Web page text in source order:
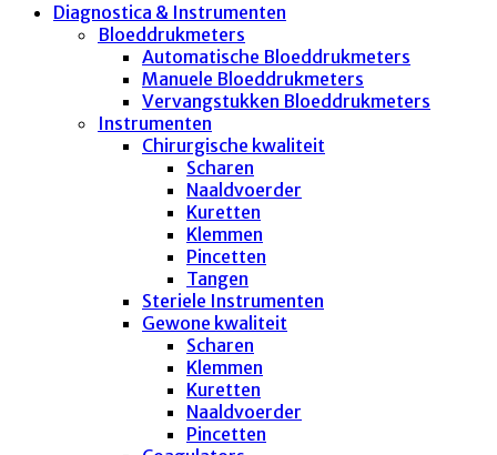
Diagnostica & Instrumenten
Bloeddrukmeters
Automatische Bloeddrukmeters
Manuele Bloeddrukmeters
Vervangstukken Bloeddrukmeters
Instrumenten
Chirurgische kwaliteit
Scharen
Naaldvoerder
Kuretten
Klemmen
Pincetten
Tangen
Steriele Instrumenten
Gewone kwaliteit
Scharen
Klemmen
Kuretten
Naaldvoerder
Pincetten